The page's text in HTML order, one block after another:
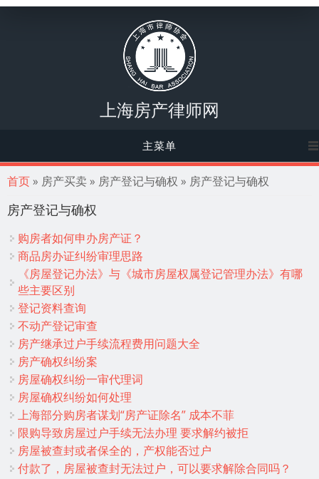
上海房产律师网
主菜单
你在这里
首页» 房产买卖 » 房产登记与确权 » 房产登记与确权
房产登记与确权
购房者如何申办房产证？
商品房办证纠纷审理思路
《房屋登记办法》与《城市房屋权属登记管理办法》有哪
些主要区别
登记资料查询
不动产登记审查
房产继承过户手续流程费用问题大全
房产确权纠纷案
房屋确权纠纷一审代理词
房屋确权纠纷如何处理
上海部分购房者谋划“房产证除名” 成本不菲
限购导致房屋过户手续无法办理 要求解约被拒
房屋被查封或者保全的，产权能否过户
付款了，房屋被查封无法过户，可以要求解除合同吗？